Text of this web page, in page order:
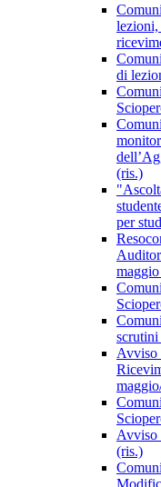
lezioni,
di
(ris.)
per
Avviso
Avviso
(ris.)